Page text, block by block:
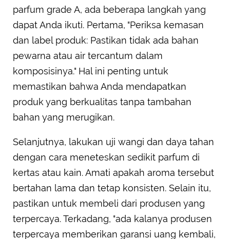
parfum grade A, ada beberapa langkah yang
dapat Anda ikuti. Pertama, "Periksa kemasan
dan label produk: Pastikan tidak ada bahan
pewarna atau air tercantum dalam
komposisinya." Hal ini penting untuk
memastikan bahwa Anda mendapatkan
produk yang berkualitas tanpa tambahan
bahan yang merugikan.
Selanjutnya, lakukan uji wangi dan daya tahan
dengan cara meneteskan sedikit parfum di
kertas atau kain. Amati apakah aroma tersebut
bertahan lama dan tetap konsisten. Selain itu,
pastikan untuk membeli dari produsen yang
terpercaya. Terkadang, "ada kalanya produsen
terpercaya memberikan garansi uang kembali,